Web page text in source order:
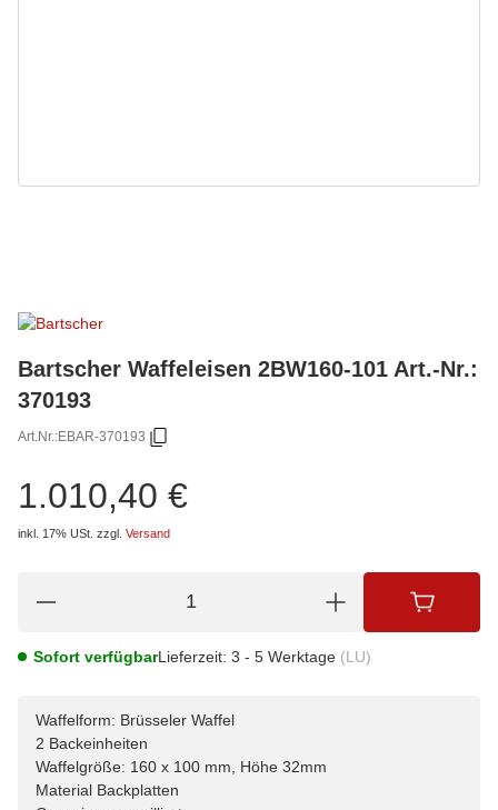
Bartscher Waffeleisen 2BW160-101 Art.-Nr.:
370193
Art.Nr.:EBAR-370193
1.010,40 €
inkl. 17% USt. zzgl. Versand
Sofort verfügbarLieferzeit: 3 - 5 Werktage (LU)
Waffelform: Brüsseler Waffel
2 Backeinheiten
Waffelgröße: 160 x 100 mm, Höhe 32mm
Material Backplatten